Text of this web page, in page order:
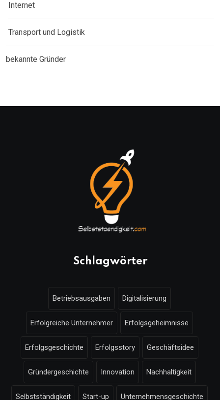
Internet
Transport und Logistik
bekannte Gründer
Schlagwörter
Betriebsausgaben Digitalisierung
Erfolgreiche Unternehmer Erfolgsgeheimnisse
Erfolgsgeschichte Erfolgsstory Geschäftsidee
Gründergeschichte Innovation Nachhaltigkeit
Selbstständigkeit Start-up Unternehmensgeschichte